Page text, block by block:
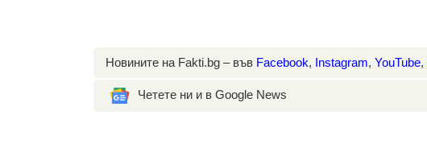
Новините на Fakti.bg – във Facebook, Instagram, YouTube,
Четете ни и в Google News